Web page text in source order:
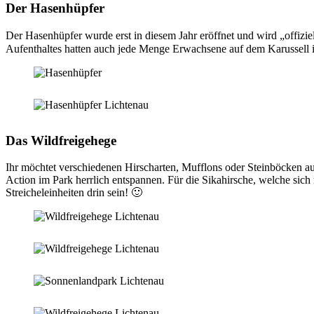
Der Hasenhüpfer
Der Hasenhüpfer wurde erst in diesem Jahr eröffnet und wird
Aufenthaltes hatten auch jede Menge Erwachsene auf dem
Das Wildfreigehege
Ihr möchtet verschiedenen Hirscharten, Mufflons oder Steinböcken
Action im Park herrlich entspannen. Für die Sikahirsche, welche
Streicheleinheiten drin sein! 🙂